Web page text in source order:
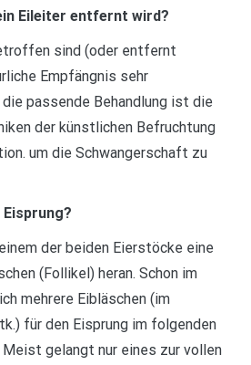
Eileiter entfernt wird?
sind (oder entfernt
Empfängnis sehr
die passende Behandlung ist die
der künstlichen Befruchtung
um die Schwangerschaft zu
der beiden Eierstöcke eine
(Follikel) heran. Schon im
mehrere Eibläschen (im
für den Eisprung im folgenden
gelangt nur eines zur vollen